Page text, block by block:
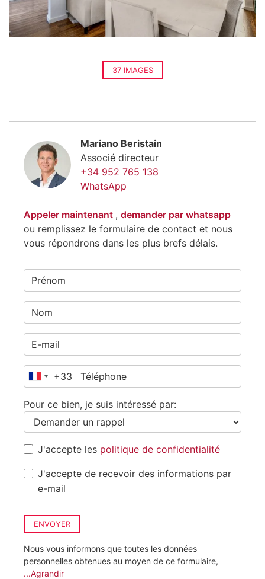
37 IMAGES
Mariano Beristain
Associé directeur
+34 952 765 138
WhatsApp
Appeler maintenant , demander par whatsapp
ou remplissez le formulaire de contact et nous
vous répondrons dans les plus brefs délais.
France
+33
Pour ce bien, je suis intéressé par:
J'accepte les politique de confidentialité
J'accepte de recevoir des informations par
e-mail
ENVOYER
Nous vous informons que toutes les données
personnelles obtenues au moyen de ce formulaire,
...Agrandir